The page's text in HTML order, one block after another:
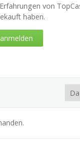
von
haben.